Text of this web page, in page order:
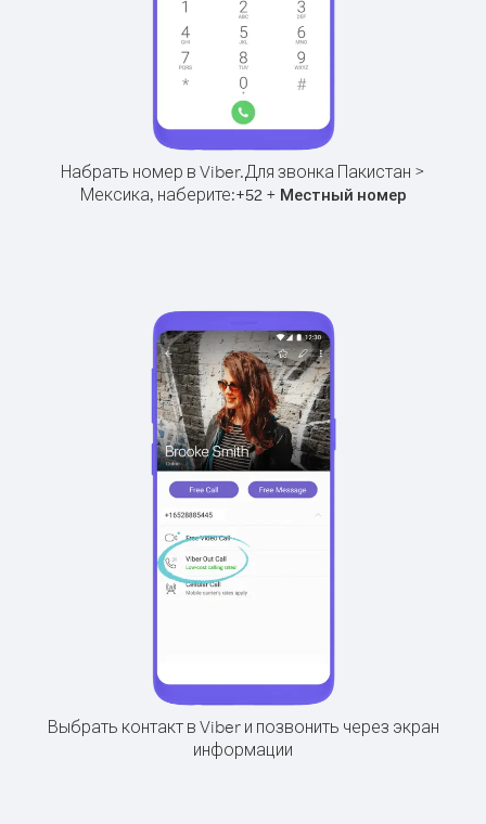
Набрать номер в Viber.Для звонка Пакистан >
Мексика, наберите:+52+ Местный номер
Выбрать контакт в Viber и позвонить через экран
информации